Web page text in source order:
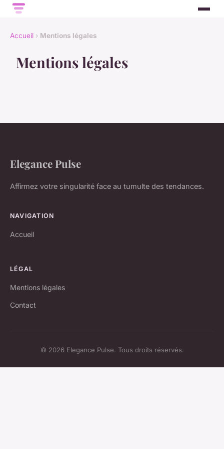
Accueil › Mentions légales
Mentions légales
Elegance Pulse
Affirmez votre singularité face au tumulte des tendances.
NAVIGATION
Accueil
LÉGAL
Mentions légales
Contact
© 2026 Elegance Pulse. Tous droits réservés.